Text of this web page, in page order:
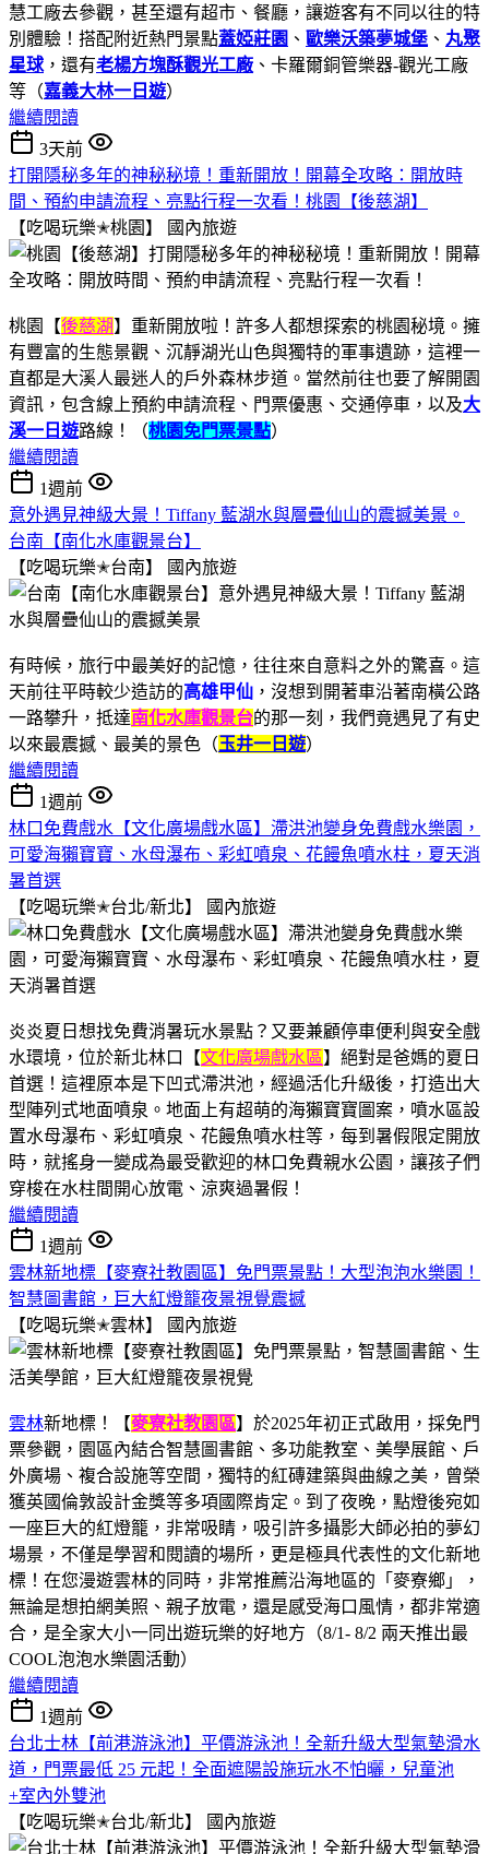
慧工廠去參觀，甚至還有超市、餐廳，讓遊客有不同以往的特
別體驗！搭配附近熱門景點蓋婭莊園 、 歐樂沃築夢城堡 、 丸聚
星球 ，還有老楊方塊酥觀光工廠 、卡羅爾銅管樂器-觀光工廠
等（嘉義大林一日遊）
繼續閱讀
3天前
打開隱秘多年的神秘秘境！重新開放！開幕全攻略：開放時
間、預約申請流程、亮點行程一次看！桃園【後慈湖】
【吃喝玩樂✭桃園】
國內旅遊
桃園【後慈湖】重新開放啦！許多人都想探索的桃園秘境。擁
有豐富的生態景觀、沉靜湖光山色與獨特的軍事遺跡，這裡一
直都是大溪人最迷人的戶外森林步道。當然前往也要了解開園
資訊，包含線上預約申請流程、門票優惠、交通停車，以及大
溪一日遊路線！（桃園免門票景點）
繼續閱讀
1週前
意外遇見神級大景！Tiffany 藍湖水與層疊仙山的震撼美景。
台南【南化水庫觀景台】
【吃喝玩樂✭台南】
國內旅遊
有時候，旅行中最美好的記憶，往往來自意料之外的驚喜。這
天前往平時較少造訪的高雄甲仙 ，沒想到開著車沿著南橫公路
一路攀升，抵達南化水庫觀景台的那一刻，我們竟遇見了有史
以來最震撼、最美的景色（玉井一日遊）
繼續閱讀
1週前
林口免費戲水【文化廣場戲水區】滯洪池變身免費戲水樂園，
可愛海獺寶寶、水母瀑布、彩虹噴泉、花饅魚噴水柱，夏天消
暑首選
【吃喝玩樂✭台北/新北】
國內旅遊
炎炎夏日想找免費消暑玩水景點？又要兼顧停車便利與安全戲
水環境，位於新北林口【文化廣場戲水區】絕對是爸媽的夏日
首選！這裡原本是下凹式滯洪池，經過活化升級後，打造出大
型陣列式地面噴泉。地面上有超萌的海獺寶寶圖案，噴水區設
置水母瀑布、彩虹噴泉、花饅魚噴水柱等，每到暑假限定開放
時，就搖身一變成為最受歡迎的林口免費親水公園，讓孩子們
穿梭在水柱間開心放電、涼爽過暑假！
繼續閱讀
1週前
雲林新地標【麥寮社教園區】免門票景點！大型泡泡水樂園！
智慧圖書館，巨大紅燈籠夜景視覺震撼
【吃喝玩樂✭雲林】
國內旅遊
雲林新地標！【麥寮社教園區】於2025年初正式啟用，採免門
票參觀，園區內結合智慧圖書館、多功能教室、美學展館、戶
外廣場、複合設施等空間，獨特的紅磚建築與曲線之美，曾榮
獲英國倫敦設計金獎等多項國際肯定。到了夜晚，點燈後宛如
一座巨大的紅燈籠，非常吸睛，吸引許多攝影大師必拍的夢幻
場景，不僅是學習和閱讀的場所，更是極具代表性的文化新地
標！在您漫遊雲林的同時，非常推薦沿海地區的「麥寮鄉」，
無論是想拍網美照、親子放電，還是感受海口風情，都非常適
合，是全家大小一同出遊玩樂的好地方（8/1- 8/2 兩天推出最
COOL泡泡水樂園活動）
繼續閱讀
1週前
台北士林【前港游泳池】平價游泳池！全新升級大型氣墊滑水
道，門票最低 25 元起！全面遮陽設施玩水不怕曬，兒童池
+室內外雙池
【吃喝玩樂✭台北/新北】
國內旅遊